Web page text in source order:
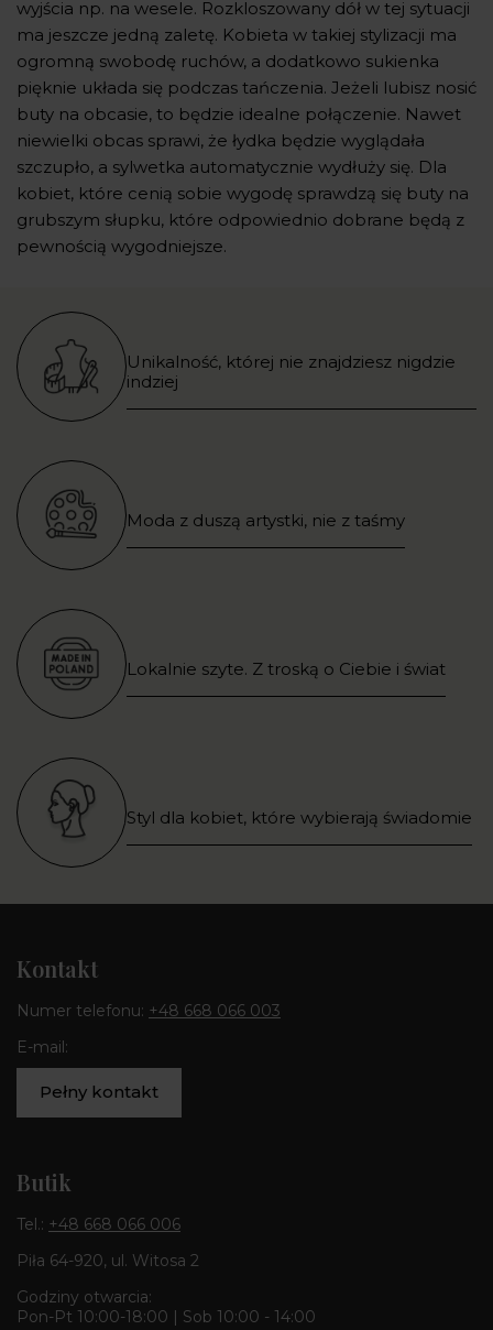
wyjścia np. na wesele. Rozkloszowany dół w tej sytuacji
ma jeszcze jedną zaletę. Kobieta w takiej stylizacji ma
ogromną swobodę ruchów, a dodatkowo sukienka
pięknie układa się podczas tańczenia. Jeżeli lubisz nosić
buty na obcasie, to będzie idealne połączenie. Nawet
niewielki obcas sprawi, że łydka będzie wyglądała
szczupło, a sylwetka automatycznie wydłuży się. Dla
kobiet, które cenią sobie wygodę sprawdzą się buty na
grubszym słupku, które odpowiednio dobrane będą z
pewnością wygodniejsze.
Unikalność, której nie znajdziesz nigdzie
indziej
Moda z duszą artystki, nie z taśmy
Lokalnie szyte. Z troską o Ciebie i świat
Styl dla kobiet, które wybierają świadomie
Kontakt
Numer telefonu: +48 668 066 003
E-mail:
Pełny kontakt
Butik
Tel.: +48 668 066 006
Piła 64-920, ul. Witosa 2
Godziny otwarcia:
Pon-Pt 10:00-18:00 | Sob 10:00 - 14:00